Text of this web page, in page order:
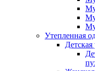
Утепленная